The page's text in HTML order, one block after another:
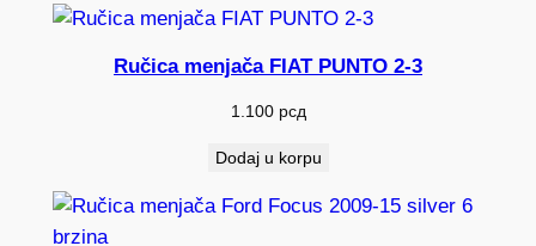
Ručica menjača FIAT PUNTO 2-3
1.100 рсд
Dodaj u korpu